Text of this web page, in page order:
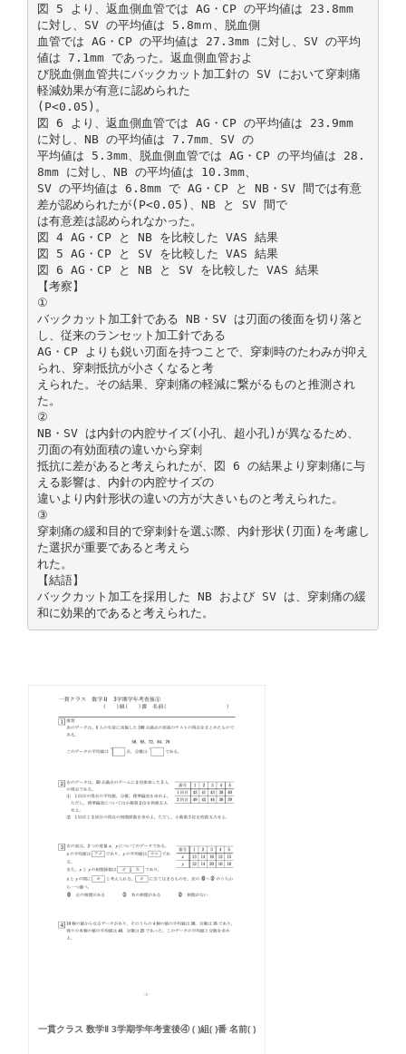
図 5 より、返血側血管では AG・CP の平均値は 23.8mm
に対し、SV の平均値は 5.8mｍ、脱血側
血管では AG・CP の平均値は 27.3mm に対し、SV の平均
値は 7.1mm であった。返血側血管およ
び脱血側血管共にバックカット加工針の SV において穿刺痛
軽減効果が有意に認められた
(P<0.05)。
図 6 より、返血側血管では AG・CP の平均値は 23.9mm
に対し、NB の平均値は 7.7mm、SV の
平均値は 5.3mm、脱血側血管では AG・CP の平均値は 28.
8mm に対し、NB の平均値は 10.3mm、
SV の平均値は 6.8mm で AG・CP と NB・SV 間では有意
差が認められたが(P<0.05)、NB と SV 間で
は有意差は認められなかった。
図 4 AG・CP と NB を比較した VAS 結果
図 5 AG・CP と SV を比較した VAS 結果
図 6 AG・CP と NB と SV を比較した VAS 結果
【考察】
①
バックカット加工針である NB・SV は刃面の後面を切り落と
し、従来のランセット加工針である
AG・CP よりも鋭い刃面を持つことで、穿刺時のたわみが抑え
られ、穿刺抵抗が小さくなると考
えられた。その結果、穿刺痛の軽減に繋がるものと推測され
た。
②
NB・SV は内針の内腔サイズ(小孔、超小孔)が異なるため、
刃面の有効面積の違いから穿刺
抵抗に差があると考えられたが、図 6 の結果より穿刺痛に与
える影響は、内針の内腔サイズの
違いより内針形状の違いの方が大きいものと考えられた。
③
穿刺痛の緩和目的で穿刺針を選ぶ際、内針形状(刃面)を考慮し
た選択が重要であると考えら
れた。
【結語】
バックカット加工を採用した NB および SV は、穿刺痛の緩
一貫クラス 数学Ⅱ 3学期学年考査後④ ( )組( )番 名前( )